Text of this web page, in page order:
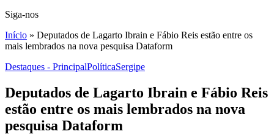
Siga-nos
Início » Deputados de Lagarto Ibrain e Fábio Reis estão entre os
mais lembrados na nova pesquisa Dataform
Destaques - PrincipalPolíticaSergipe
Deputados de Lagarto Ibrain e Fábio Reis
estão entre os mais lembrados na nova
pesquisa Dataform